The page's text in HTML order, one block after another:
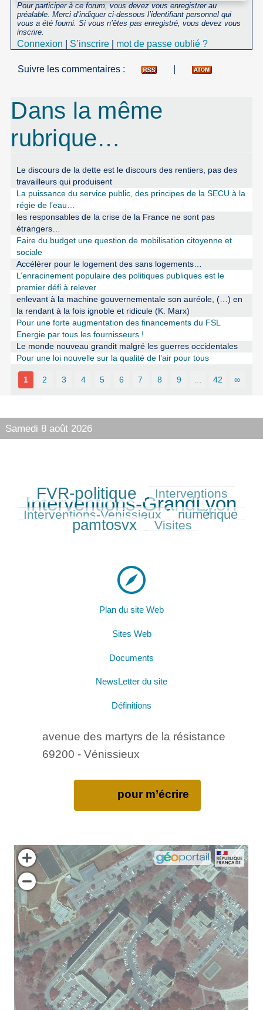
Pour participer à ce forum, vous devez vous enregistrer au
préalable. Merci d’indiquer ci-dessous l’identifiant personnel qui
vous a été fourni. Si vous n’êtes pas enregistré, vous devez vous
inscrire.
Connexion S’inscrire mot de passe oublié ?
Suivre les commentaires :
Dans la même
rubrique…
Le discours de la dette est le discours des rentiers, pas des
travailleurs qui produisent
La puissance du service public, des principes de la SECU à la
régie de l’eau…
les responsables de la crise de la France ne sont pas
étrangers…
Faire du budget une question de mobilisation citoyenne et
sociale
Accélérer pour le logement des sans logements…
L’enracinement populaire des politiques publiques est le
premier défi à relever
enlevant à la machine gouvernementale son auréole, (…) en
la rendant à la fois ignoble et ridicule (K. Marx)
Pour une forte augmentation des financements du FSL
Energie par tous les fournisseurs !
Le monde nouveau grandit malgré les guerres occidentales
Pour une loi nouvelle sur la qualité de l’air pour tous
1 2 3 4 5 6 7 8 9 42 ∞
Samedi 8 août 2026
295/409FVR-politique
166/409 Interventions
409/409
Interventions-GrandLyon
154/409
Interventions-Venissieux
201/409 numérique
266/409
pamtosvx Visites
Plan du site Web
Sites Web
Documents
NewsLetter du site
Définitions
avenue des martyrs de la résistance
69200 - Vénissieux
pour m’écrire